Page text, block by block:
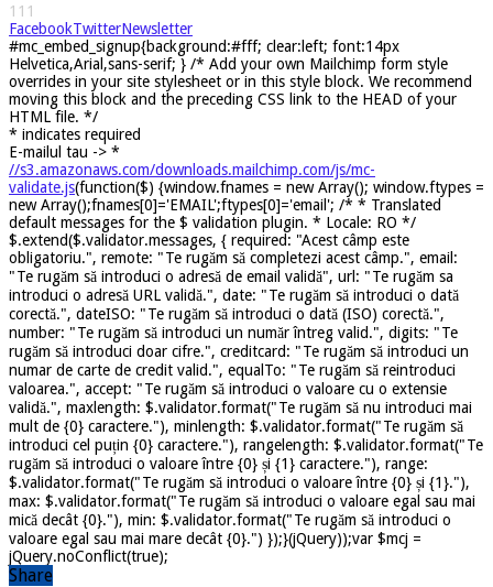
111
FacebookTwitterNewsletter
#mc_embed_signup{background:#fff; clear:left; font:14px
Helvetica,Arial,sans-serif; } /* Add your own Mailchimp form style
overrides in your site stylesheet or in this style block. We recommend
moving this block and the preceding CSS link to the HEAD of your
HTML file. */
* indicates required
E-mailul tau -> *
//s3.amazonaws.com/downloads.mailchimp.com/js/mc-
validate.js(function($) {window.fnames = new Array(); window.ftypes =
new Array();fnames[0]='EMAIL';ftypes[0]='email'; /* * Translated
default messages for the $ validation plugin. * Locale: RO */
$.extend($.validator.messages, { required: "Acest câmp este
obligatoriu.", remote: "Te rugăm să completezi acest câmp.", email:
"Te rugăm să introduci o adresă de email validă", url: "Te rugăm sa
introduci o adresă URL validă.", date: "Te rugăm să introduci o dată
corectă.", dateISO: "Te rugăm să introduci o dată (ISO) corectă.",
number: "Te rugăm să introduci un număr întreg valid.", digits: "Te
rugăm să introduci doar cifre.", creditcard: "Te rugăm să introduci un
numar de carte de credit valid.", equalTo: "Te rugăm să reintroduci
valoarea.", accept: "Te rugăm să introduci o valoare cu o extensie
validă.", maxlength: $.validator.format("Te rugăm să nu introduci mai
mult de {0} caractere."), minlength: $.validator.format("Te rugăm să
introduci cel puțin {0} caractere."), rangelength: $.validator.format("Te
rugăm să introduci o valoare între {0} și {1} caractere."), range:
$.validator.format("Te rugăm să introduci o valoare între {0} și {1}."),
max: $.validator.format("Te rugăm să introduci o valoare egal sau mai
mică decât {0}."), min: $.validator.format("Te rugăm să introduci o
valoare egal sau mai mare decât {0}.") });}(jQuery));var $mcj =
jQuery.noConflict(true);
Share